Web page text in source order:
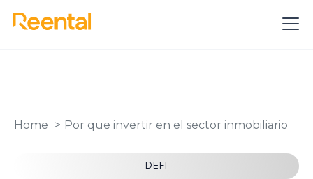
Home Por que invertir en el sector inmobiliario
DEFI